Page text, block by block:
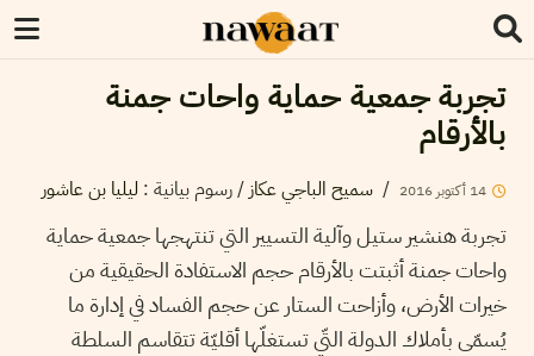
تجربة جمعية حماية واحات جمنة
بالأرقام
14 أكتوبر 2016
/ سميح الباجي عكاز /رسوم بيانية : ليليا بن عاشور
تجربة هنشير ستيل وآلية التسيير التي تنتهجها جمعية حماية
واحات جمنة أثبتت بالأرقام حجم الاستفادة الحقيقية من
خيرات الأرض، وأزاحت الستار عن حجم الفساد في إدارة ما
يُسمّى بأملاك الدولة التّي تستغلّها أقليّة تتقاسم السلطة